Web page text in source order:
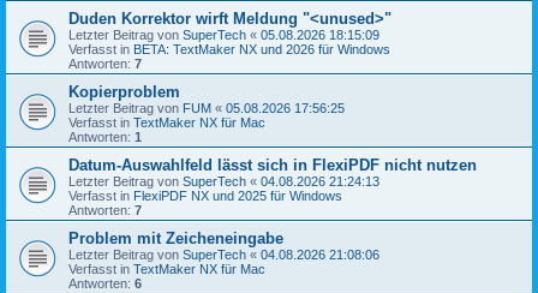
Duden Korrektor wirft Meldung "<unused>"
Letzter Beitrag von SuperTech « 05.08.2026 18:15:09
Verfasst in BETA: TextMaker NX und 2026 für Windows
Antworten: 7
Kopierproblem
Letzter Beitrag von FUM « 05.08.2026 17:56:25
Verfasst in TextMaker NX für Mac
Antworten: 1
Datum-Auswahlfeld lässt sich in FlexiPDF nicht nutzen
Letzter Beitrag von SuperTech « 04.08.2026 21:24:13
Verfasst in FlexiPDF NX und 2025 für Windows
Antworten: 7
Problem mit Zeicheneingabe
Letzter Beitrag von SuperTech « 04.08.2026 21:08:06
Verfasst in TextMaker NX für Mac
Antworten: 6